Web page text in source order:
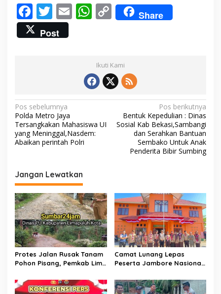
F
ac
e
k
T
w
itt
E W
s
A
p
p
C
o
y
Li
n
k
Share
Post
Ikuti Kami
N
a
v
i
a
s
i
p
o
s
Pos sebelumnya
Polda Metro Jaya
Tersangkakan Mahasiswa UI
yang Meninggal,Nasdem:
Abaikan perintah Polri
Pos berikutnya
Bentuk Kepedulian : Dinas
Sosial Kab Bekasi,Sambangi
dan Serahkan Bantuan
Sembako Untuk Anak
Penderita Bibir Sumbing
Jangan Lewatkan
Protes Jalan Rusak Tanam
Pohon Pisang, Pemkab Lima
Perbaikan Segera
Direalisasikan
Camat Lunang Lepas
Peserta Jambore Nasional